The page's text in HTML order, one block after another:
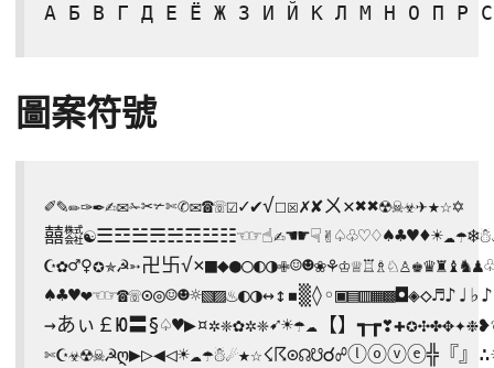
А Б В Г Д Е Ё Ж З И Й К Л М Н О П Р
圖案符號
✐✎✏✑✒✍✉✁✂✃✄✆✉☎☏☑✓✔√☐☒✗✘ㄨ✕✖✖☢☠☣✈★☆✡
囍㍿
☪✿♂♀✪✯☭➳卍卐
→あぃ￡Ю〓§♤♥▶¤✲❈✿✲❈➹☀☂☁【】
✄☪☣☢☠☭ღ▶▷◀◁☀☁☂☃☄★☆☇☈⊙☊☋☌☍ⓛⓞⓥⓔ╬『』